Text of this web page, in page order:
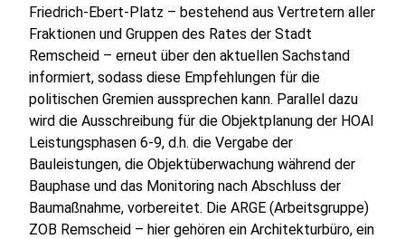
Friedrich-Ebert-Platz – bestehend aus Vertretern aller
Fraktionen und Gruppen des Rates der Stadt
Remscheid – erneut über den aktuellen Sachstand
informiert, sodass diese Empfehlungen für die
politischen Gremien aussprechen kann. Parallel dazu
wird die Ausschreibung für die Objektplanung der HOAI
Leistungsphasen 6-9, d.h. die Vergabe der
Bauleistungen, die Objektüberwachung während der
Bauphase und das Monitoring nach Abschluss der
Baumaßnahme, vorbereitet. Die ARGE (Arbeitsgruppe)
ZOB Remscheid – hier gehören ein Architekturbüro, ein